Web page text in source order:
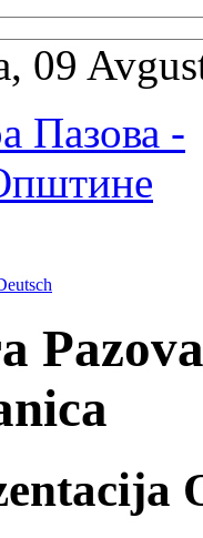
09